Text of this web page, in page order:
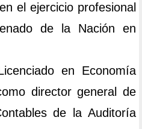
el ejercicio profesional
de la Nación en
en Economía
director general de
de la Auditoría